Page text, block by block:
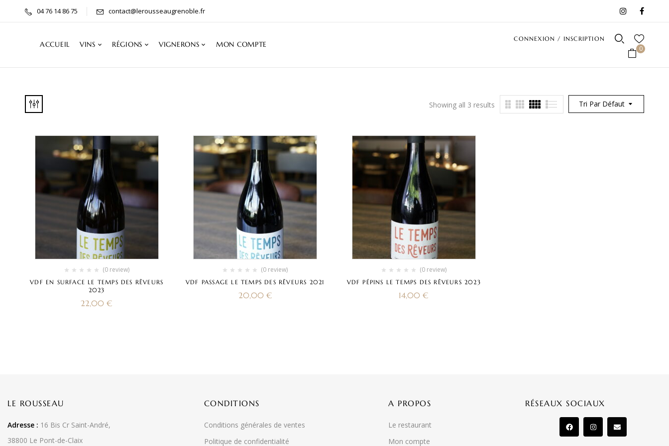
04 76 14 86 75 contact@lerousseaugrenoble.fr
ACCUEIL VINS RÉGIONS VIGNERONS MON COMPTE
CONNEXION / INSCRIPTION
0
Tri Par Défaut
Showing all 3 results
(0 review)
VDF EN SURFACE LE TEMPS DES RÊVEURS
2023
22,00€
(0 review)
VDF PASSAGE LE TEMPS DES RÊVEURS 2021
20,00 €
(0 review)
VDF PÉPINS LE TEMPS DES RÊVEURS 2023
14,00€
LE ROUSSEAU
Adresse : 16 Bis Cr Saint-André,
38800 Le Pont-de-Claix
CONDITIONS
Conditions générales de ventes
Politique de confidentialité
A PROPOS
Le restaurant
Mon compte
RÉSEAUX SOCIAUX